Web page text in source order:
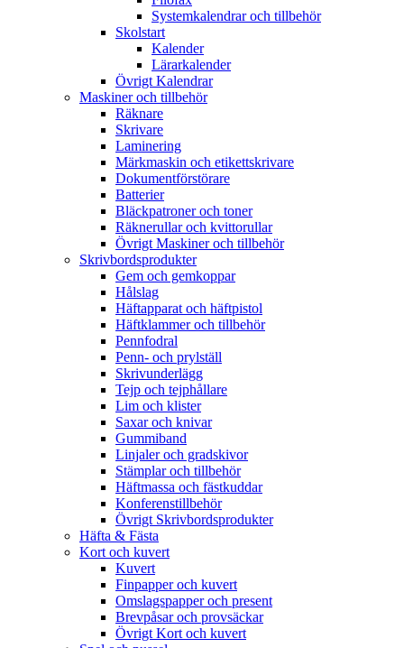
Systemkalendrar och tillbehör
Skolstart
Kalender
Lärarkalender
Övrigt Kalendrar
Maskiner och tillbehör
Räknare
Skrivare
Laminering
Märkmaskin och etikettskrivare
Dokumentförstörare
Batterier
Bläckpatroner och toner
Räknerullar och kvittorullar
Övrigt Maskiner och tillbehör
Skrivbordsprodukter
Gem och gemkoppar
Hålslag
Häftapparat och häftpistol
Häftklammer och tillbehör
Pennfodral
Penn- och prylställ
Skrivunderlägg
Tejp och tejphållare
Lim och klister
Saxar och knivar
Gummiband
Linjaler och gradskivor
Stämplar och tillbehör
Häftmassa och fästkuddar
Konferenstillbehör
Övrigt Skrivbordsprodukter
Häfta & Fästa
Kort och kuvert
Kuvert
Finpapper och kuvert
Omslagspapper och present
Brevpåsar och provsäckar
Övrigt Kort och kuvert